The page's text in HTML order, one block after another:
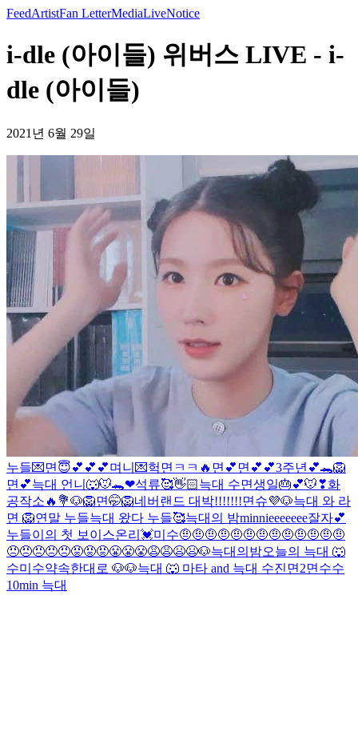
FeedArtistFan LetterMediaLiveNotice
i-dle (아이들) 위버스 LIVE - i-
dle (아이들)
2021년 6월 29일
누들💌 면😇💕💕💕며니💌헉 면ㅋㅋ🔥 면💕 면💕💕3주년💕🐊🦁
면💕늑대 언니🐺🐭🐊❤석류🥰👋🏻늑대 수면생일🎂💕🐭❣화
공작소🔥💐🐶🦁면🤭🦁네버랜드 대박!!!!!!!면슈💜🐶늑대 와 라
면 🦁연말 누들늑대 왔다 누들🥰늑대의 밤minnieeeeeee잘자💕
누들이의 첫 보이스온리💓미수🤨🤨🤨🤨🤨🤨🤨🤨🤨🤨🤨🤨🤨
😠😠😠😠😠😡😡😡😤😤😤😩😩😫😫🐶늑대의밤오늘의 늑대 🐺
수미수약속한대로 🐶🐶늑대 🐺 마타 and 늑대 수진 면2면 수수
10min 늑대